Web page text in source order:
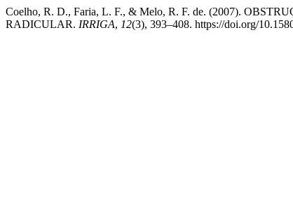
Coelho, R. D., Faria, L. F., & Melo, R. F. de. (2007).
RADICULAR. IRRIGA, 12(3), 393–408. https://doi.org/